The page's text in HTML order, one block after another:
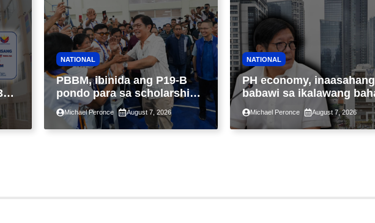
NATIONAL
PBBM, ibinida ang P19-B
pondo para sa scholarship
ngayong taon, pinakamalaki
sa kasaysayan ng TESDA
Michael Peronce August 7, 2026
NATIONAL
PH economy, inaasahang
babawi sa ikalawang
ng taon kasunod ng 2.3%
GDP dulot ng Middle
war, pagkaantala ng
Michael Peronce August 7, 2026